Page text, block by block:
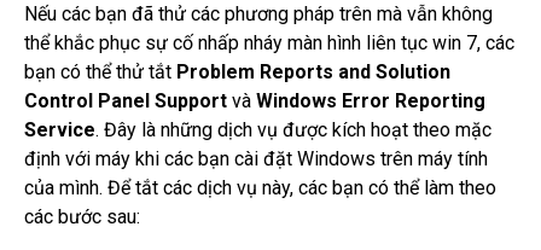
Nếu các bạn đã thử các phương pháp trên mà vẫn không
thể khắc phục sự cố nhấp nháy màn hình liên tục win 7, các
bạn có thể thử tắt Problem Reports and Solution
Control Panel Support và Windows Error Reporting
Service. Đây là những dịch vụ được kích hoạt theo mặc
định với máy khi các bạn cài đặt Windows trên máy tính
của mình. Để tắt các dịch vụ này, các bạn có thể làm theo
các bước sau: